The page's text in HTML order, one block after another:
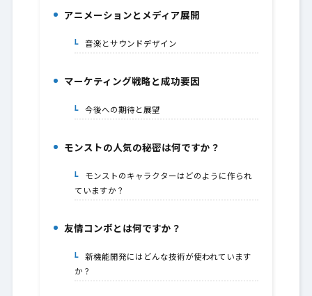
アニメーションとメディア展開
5-1.音楽とサウンドデザイン
マーケティング戦略と成功要因
6-1.今後への期待と展望
モンストの人気の秘密は何ですか？
7-1.モンストのキャラクターはどのように作られ
ていますか？
8.友情コンボとは何ですか？
8-1.新機能開発にはどんな技術が使われています
か？